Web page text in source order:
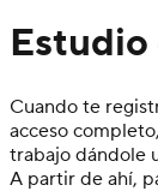
Cuando te
acceso
trabajo dándole
A partir de ahí,